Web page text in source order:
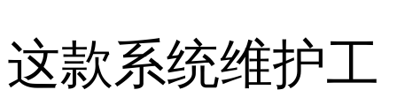
这款系统维护工